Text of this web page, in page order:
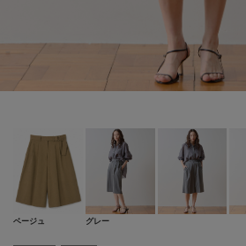
ベージュ グレー